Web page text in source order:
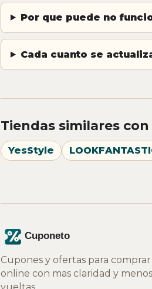
Por que puede no
Cada cuanto se
Tiendas similares
YesStyle
Cupones y ofertas para comprar
online con mas claridad y menos